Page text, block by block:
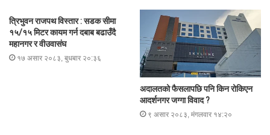
त्रिभुवन राजपथ विस्तार : सडक सीमा
१५/१५ मिटर कायम गर्न दबाब बढाउँदै
महानगर र वीउवासंघ
१७ असार २०८३, बुधबार २०:३६
अदालतको फैसलापछि पनि किन रोकिएन
आदर्शनगर जग्गा विवाद ?
९ असार २०८३, मंगलवार १४:२०